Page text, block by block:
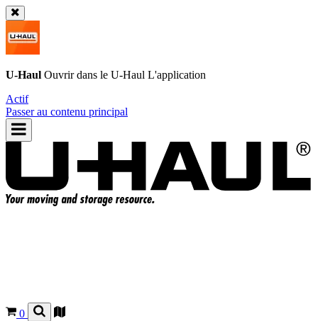
U-Haul Ouvrir dans le U-Haul L'application
Actif
Passer au contenu principal
0